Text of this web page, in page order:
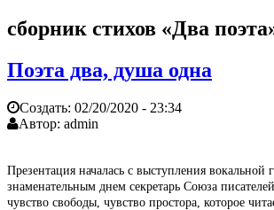
сборник стихов «Два
Поэта два, душа одна
Создать: 02/20/2020 - 23:34
Автор: admin
Презентация началась с выступления
знаменательным днем секретарь Союза
чувство свободы, чувство простора, которое